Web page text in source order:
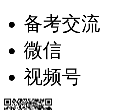
备考交流
微信
视频号